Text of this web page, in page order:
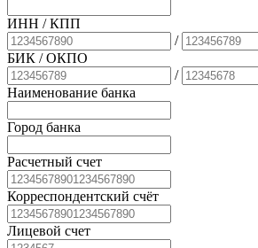
ИНН / КПП
/
БИК / ОКПО
/
Наименование банка
Город банка
Расчетный счет
Корреспондентский счёт
Лицевой счет